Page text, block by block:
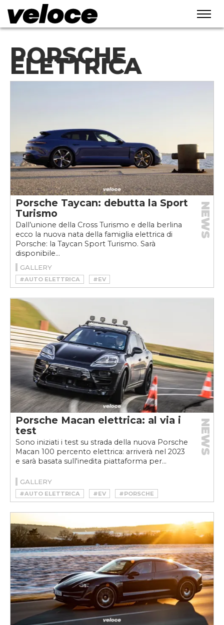
PORSCHE
ELETTRICA
Porsche Taycan: debutta la Sport
Turismo
Dall’unione della Cross Turismo e della berlina
ecco la nuova nata della famiglia elettrica di
Porsche: la Taycan Sport Turismo. Sarà
disponibile...
NEWS
GALLERY
#AUTO ELETTRICA
#EV
#PORSCHE ELETTRICA
#PORSCHE TAYCAN
#PORSCHE TAYCAN 2022
#PORSCHE TAYCAN SPORT TURISMO
#PORSCHE TAYCAN SPORT TURISMO 4S
#PORSCHE TAYCAN SPORT TURISMO GTS
#PORSCHE TAYCAN SPORT TURISMO TURBO
#PORSCHE TAYCAN SPORT TURISMO TURBO S
#TAYCAN
#VELOCEKW
Porsche Macan elettrica: al via i
test
Sono iniziati i test su strada della nuova Porsche
Macan 100 percento elettrica: arriverà nel 2023
e sarà basata sull'inedita piattaforma per...
NEWS
GALLERY
#AUTO ELETTRICA #EV
#PORSCHE
#PORSCHE ELETTRICA
#PORSCHE MACAN ELETTRICA
#PROTOTIPO
#SUV ELETTRICO
#VELOCEKW